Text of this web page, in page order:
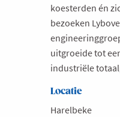
koesterden én
bezoeken
uitgroeide tot
industriële
Locatie
Harelbeke
Onderwijs
Opvolging en
Persoonlijke
Regeringsvorming
Retail
Ruimtelijke ordening